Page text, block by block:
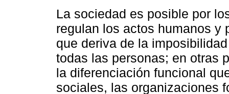
La sociedad es posible por
regulan los actos humanos y
que deriva de la
todas las personas; en otras
la diferenciación funcional
sociales, las organizaciones